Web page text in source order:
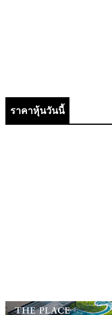
ราคาหุ้นวันนี้